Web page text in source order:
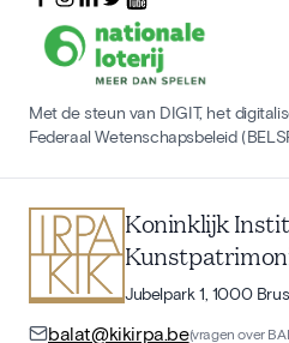
Met de steun van DIGIT, het
Federaal Wetenschapsbeleid
Koninklijk
Jubelpark 1, 1000
balat@kikirpa.be(vragen over